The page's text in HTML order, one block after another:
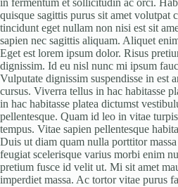
in fermentum et sollicitudin ac orci.
quisque sagittis purus sit amet volutpat
tincidunt eget nullam non nisi est sit
sapien nec sagittis aliquam. Aliquet
Eget est lorem ipsum dolor. Risus
dignissim. Id eu nisl nunc mi ipsum
Vulputate dignissim suspendisse in est
cursus. Viverra tellus in hac habitasse
in hac habitasse platea dictumst
pellentesque. Quam id leo in vitae
tempus. Vitae sapien pellentesque
Duis ut diam quam nulla porttitor
feugiat scelerisque varius morbi enim
pretium fusce id velit ut. Mi sit amet
imperdiet massa. Ac tortor vitae purus